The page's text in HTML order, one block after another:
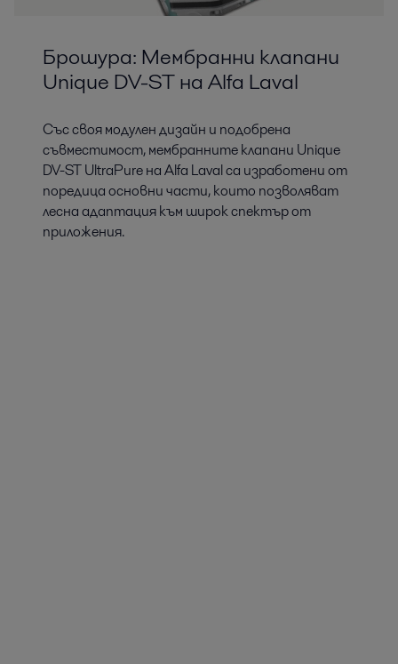
Брошура: Мембранни клапани
Unique DV-ST на Alfa Laval
Със своя модулен дизайн и подобрена
съвместимост, мембранните клапани Unique
DV-ST UltraPure на Alfa Laval са изработени от
поредица основни части, които позволяват
лесна адаптация към широк спектър от
приложения.